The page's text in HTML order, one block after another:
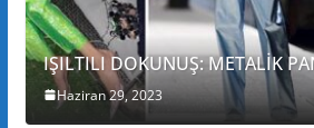
IŞILTILI DOKUNUŞ: METALİK
Haziran 29, 2023